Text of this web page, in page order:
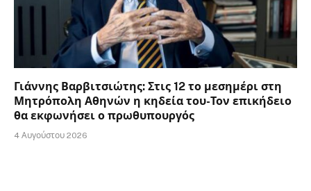
Γιάννης Βαρβιτσιώτης: Στις 12 το μεσημέρι στη
Μητρόπολη Αθηνών η κηδεία του-Τον επικήδειο
θα εκφωνήσει ο πρωθυπουργός
4 Αυγούστου 2026